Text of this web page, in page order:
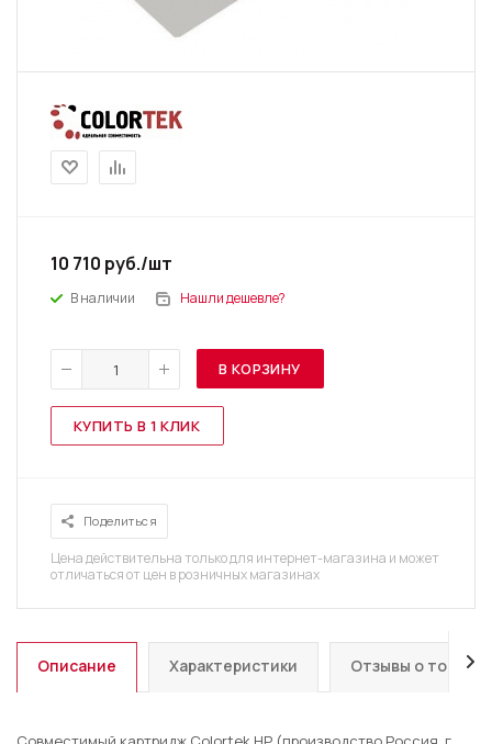
10 710 руб./шт
В наличии Нашли дешевле?
В КОРЗИНУ
КУПИТЬ В 1 КЛИК
Поделиться
Цена действительна только для интернет-магазина и может
отличаться от цен в розничных магазинах
Описание Характеристики Отзывы о товаре